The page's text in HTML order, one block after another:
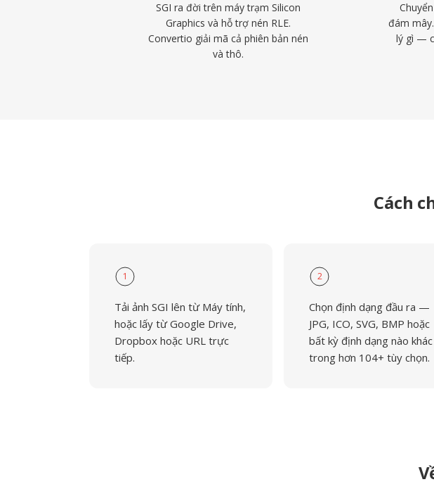
SGI ra đời trên máy trạm Silicon
Graphics và hỗ trợ nén RLE.
Convertio giải mã cả phiên bản nén
và thô.
đám
lý gì —
Cách
1
Tải ảnh SGI lên từ Máy tính,
hoặc lấy từ Google Drive,
Dropbox hoặc URL trực
tiếp.
2
Chọn định dạng đầu ra —
JPG, ICO, SVG, BMP hoặc
bất kỳ định dạng nào khác
trong hơn 104+ tùy chọn.